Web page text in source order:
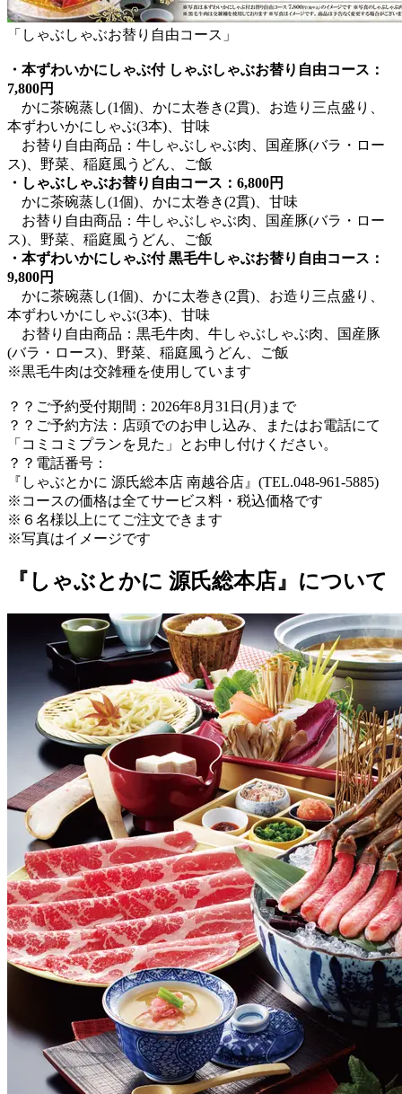
「しゃぶしゃぶお替り自由コース」
・本ずわいかにしゃぶ付 しゃぶしゃぶお替り自由コース：
7,800円
かに茶碗蒸し(1個)、かに太巻き(2貫)、お造り三点盛り、
本ずわいかにしゃぶ(3本)、甘味
お替り自由商品：牛しゃぶしゃぶ肉、国産豚(バラ・ロー
ス)、野菜、稲庭風うどん、ご飯
・しゃぶしゃぶお替り自由コース：6,800円
かに茶碗蒸し(1個)、かに太巻き(2貫)、甘味
お替り自由商品：牛しゃぶしゃぶ肉、国産豚(バラ・ロー
ス)、野菜、稲庭風うどん、ご飯
・本ずわいかにしゃぶ付 黒毛牛しゃぶお替り自由コース：
9,800円
かに茶碗蒸し(1個)、かに太巻き(2貫)、お造り三点盛り、
本ずわいかにしゃぶ(3本)、甘味
お替り自由商品：黒毛牛肉、牛しゃぶしゃぶ肉、国産豚
(バラ・ロース)、野菜、稲庭風うどん、ご飯
※黒毛牛肉は交雑種を使用しています
？？ご予約受付期間：2026年8月31日(月)まで
？？ご予約方法：店頭でのお申し込み、またはお電話にて
「コミコミプランを見た」とお申し付けください。
？？電話番号：
『しゃぶとかに 源氏総本店 南越谷店』(TEL.048-961-5885)
※コースの価格は全てサービス料・税込価格です
※６名様以上にてご注文できます
※写真はイメージです
『しゃぶとかに 源氏総本店』について